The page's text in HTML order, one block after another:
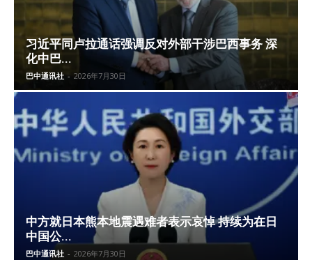
习近平同卢拉通话强调反对外部干涉巴西事务 深
化中巴...
巴中通讯社 - 2026年7月30日
中方就日本熊本地震遇难者表示哀悼 持续为在日
中国公...
巴中通讯社 - 2026年7月30日